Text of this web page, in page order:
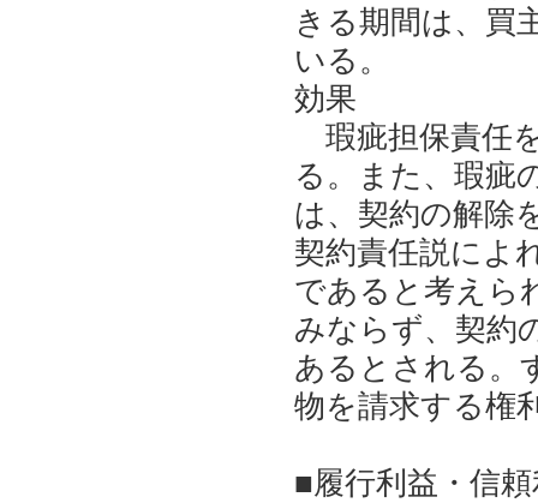
きる期間は、買
いる。
効果
瑕疵担保責任
る。また、瑕疵
は、契約の解除
契約責任説によ
であると考えら
みならず、契約
あるとされる。
物を請求する権
■履行利益・信